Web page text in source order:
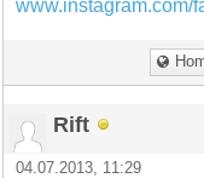
www.instagram.com/
Rift
04.07.2013, 11:29